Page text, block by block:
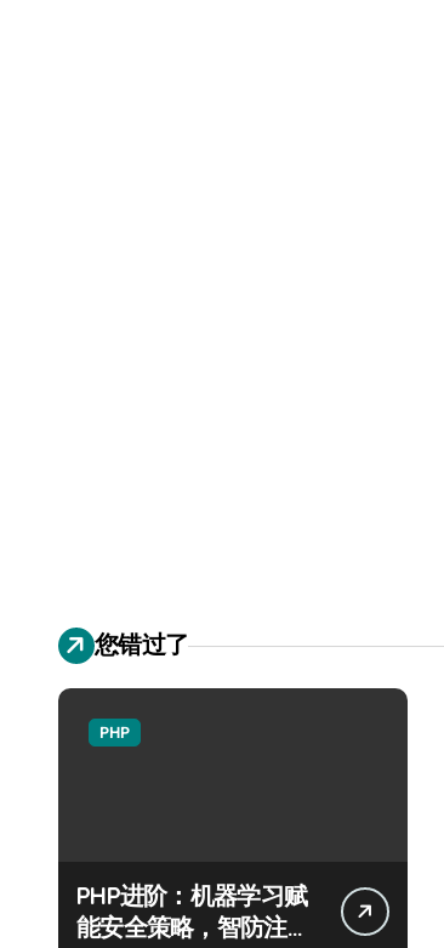
您错过了
PHP
PHP进阶：机器学习赋
能安全策略，智防注入